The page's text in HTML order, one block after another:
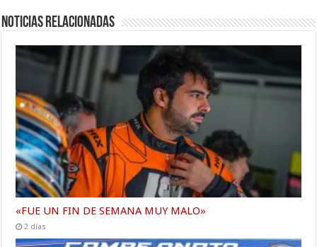
Noticias relacionadas
«FUE UN FIN DE SEMANA MUY MALO»
2 días